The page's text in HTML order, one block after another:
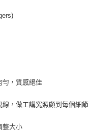
勻，質感絕佳
，做工講究照顧到每個細節
整大小